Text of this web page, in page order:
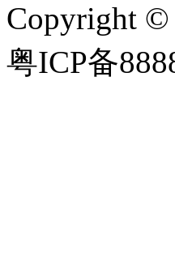
Copyright
粤ICP备